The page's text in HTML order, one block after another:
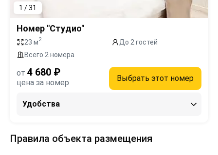
1 / 31
Номер "Студио"
23 м2
До 2 гостей
Всего 2 номера
от 4 680 ₽
цена за номер Выбрать этот номер
Удобства
Правила объекта размещения